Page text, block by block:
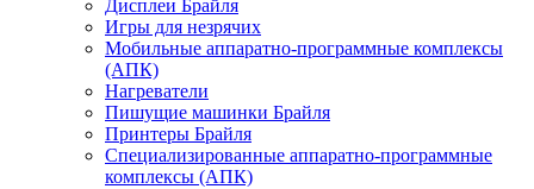
Дисплеи Брайля
Игры для незрячих
Мобильные аппаратно-программные комплексы
(АПК)
Нагреватели
Пишущие машинки Брайля
Принтеры Брайля
Специализированные аппаратно-программные
комплексы (АПК)